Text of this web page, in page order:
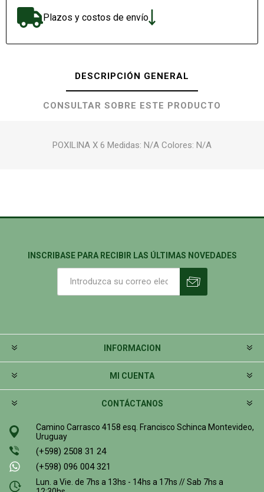
Plazos y costos de envío
DESCRIPCIÓN GENERAL
CONSULTAR SOBRE ESTE PRODUCTO
POXILINA X 6 Medidas: N/A Colores: N/A
INSCRIBASE PARA RECIBIR LAS ÚLTIMAS NOVEDADES
INFORMACION
MI CUENTA
CONTÁCTANOS
Camino Carrasco 4158 esq. Francisco Schinca Montevideo,
Uruguay
(+598) 2508 31 24
(+598) 096 004 321
Lun. a Vie. de 7hs a 13hs - 14hs a 17hs // Sab 7hs a